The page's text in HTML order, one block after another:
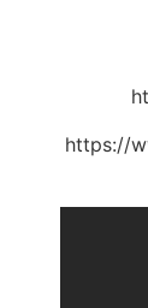
https://